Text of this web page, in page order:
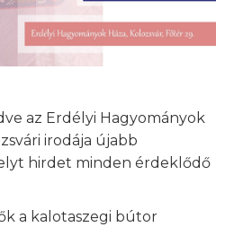
az Erdélyi Hagyományok
irodája újabb
hirdet minden érdeklődő
a kalotaszegi bútor